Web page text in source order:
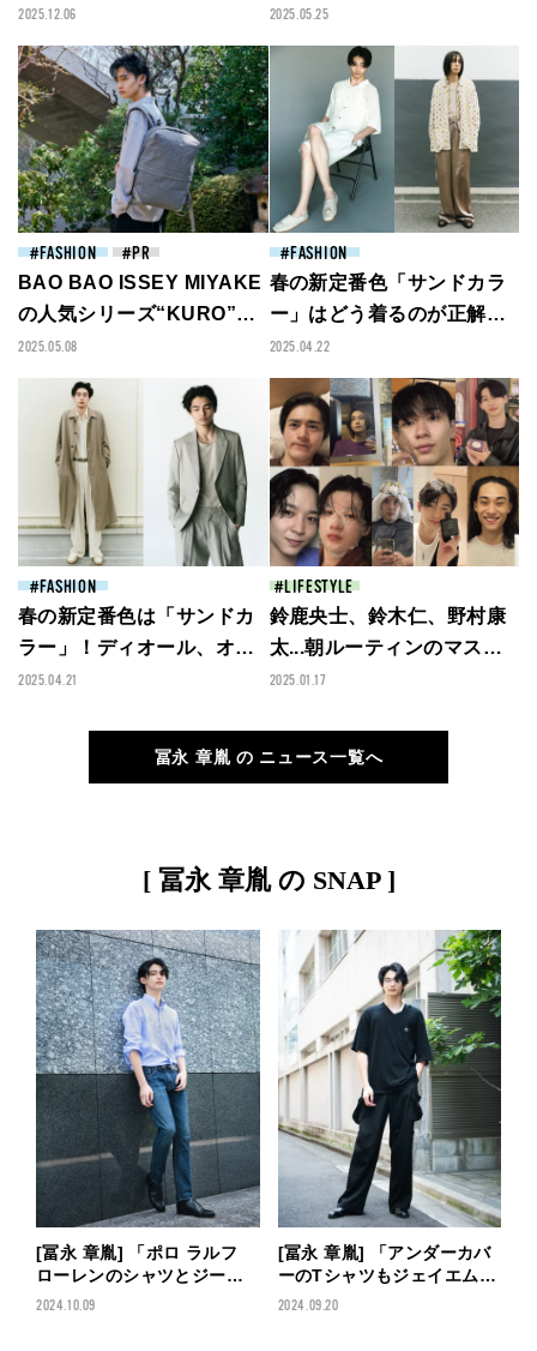
「ディーゼル」の新作をラ
ンウェイで披露！／Rakute
n GirlsAward 2025 AUTU
MN/WINTERレポート
2025.12.06
思い出と未来の話【専属モ
デル卒業スペシャルインタ
ビュー】
2025.05.25
FASHION
BAO BAO ISSEY MIYAKE
の人気シリーズ“KURO”の
「ONE-TONE」でコーディ
ネートに静かな個性を！
2025.05.08
FASHION
春の新定番色「サンドカラ
ー」はどう着るのが正解？
最旬スタイリング７選！
2025.04.22
FASHION
春の新定番色は「サンドカ
ラー」！ディオール、オー
ラリー...最強ブランドでみ
2025.04.21
LIFESTYLE
鈴鹿央士、鈴木仁、野村康
太...朝ルーティンのマスト
アイテム、ハンドケア...メ
2025.01.17
冨永 章胤 の ニュース一覧へ
[ 冨永 章胤 の SNAP ]
[冨永 章胤] 「ポロ ラルフ
ローレンのシャツとジーン
ズで、気負わないクリーン
2024.10.09
[冨永 章胤] 「アンダーカバ
ーのTシャツもジェイエムウ
エストンのレザーシューズ
2024.09.20